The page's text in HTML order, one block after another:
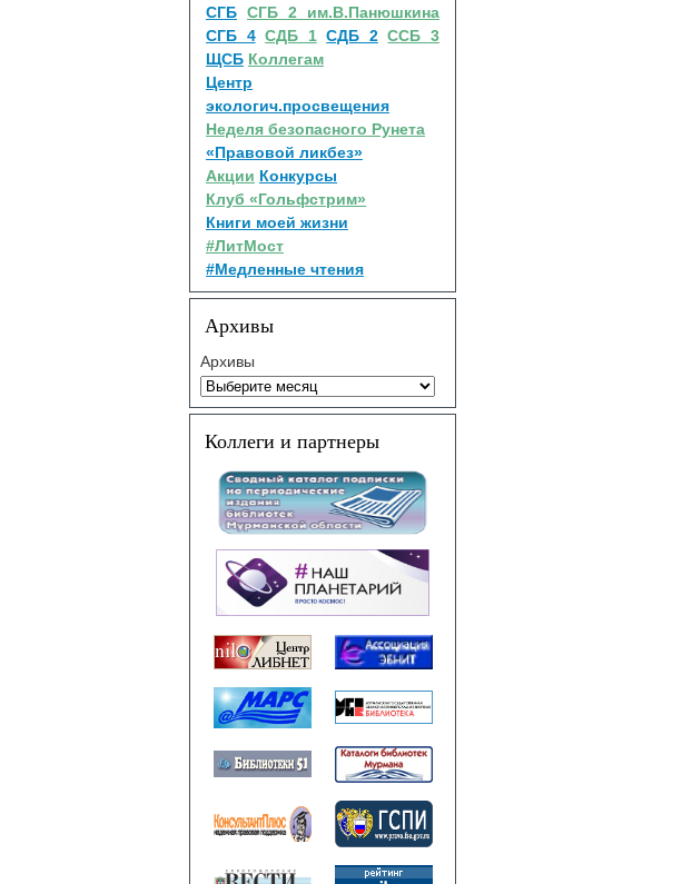
СГБ СГБ 2 им.В.Панюшкина
СГБ 4 СДБ 1 СДБ 2 ССБ 3
ЩСБ Коллегам
Центр
экологич.просвещения
Неделя безопасного Рунета
«Правовой ликбез»
Акции Конкурсы
Клуб «Гольфстрим»
Книги моей жизни
#ЛитМост
#Медленные чтения
Архивы
Архивы
Коллеги и партнеры